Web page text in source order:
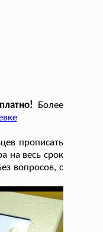
Более
прописать
на весь срок
вопросов, с